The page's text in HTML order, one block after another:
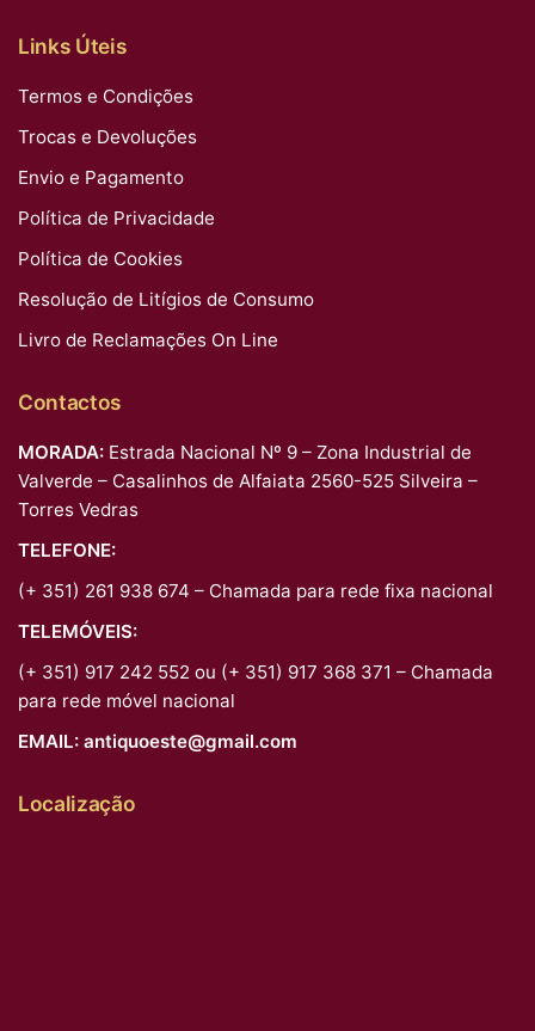
Links Úteis
Termos e Condições
Trocas e Devoluções
Envio e Pagamento
Política de Privacidade
Política de Cookies
Resolução de Litígios de Consumo
Livro de Reclamações On Line
Contactos
MORADA: Estrada Nacional Nº 9 – Zona Industrial de
Valverde – Casalinhos de Alfaiata 2560-525 Silveira –
Torres Vedras
TELEFONE:
(+ 351) 261 938 674 – Chamada para rede fixa nacional
TELEMÓVEIS:
(+ 351) 917 242 552 ou (+ 351) 917 368 371 – Chamada
para rede móvel nacional
EMAIL: antiquoeste@gmail.com
Localização